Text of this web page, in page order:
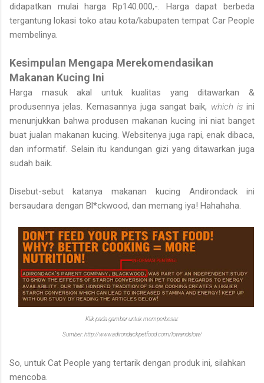
didapatkan mulai harga Rp140.000,-. Harga dapat berbeda
tergantung lokasi toko atau kota/kabupaten tempat Car People
membelinya.
Kesimpulan Mengapa Merekomendasikan
Makanan Kucing Ini
Harga masuk akal untuk kualitas yang ditawarkan &
produsennya jelas. Kemasannya juga sangat baik, which isini
menunjukkan bahwa produsen makanan kucing ini niat banget
buat jualan makanan kucing. Websitenya juga rapi, enak dibaca,
dan informatif. Selain itu kandungan gizi yang ditawarkan juga
sudah baik.
Disebut-sebut katanya makanan kucing Andirondack ini
bersaudara dengan Bl*ckwood, dan memang iya! Hahahaha.
Klik pada gambar untuk memperbesar.
Sumber: http://www.adirondackpetfood.com/lowandslow/
So, untuk Cat People yang tertarik dengan produk ini, silahkan
mencoba.